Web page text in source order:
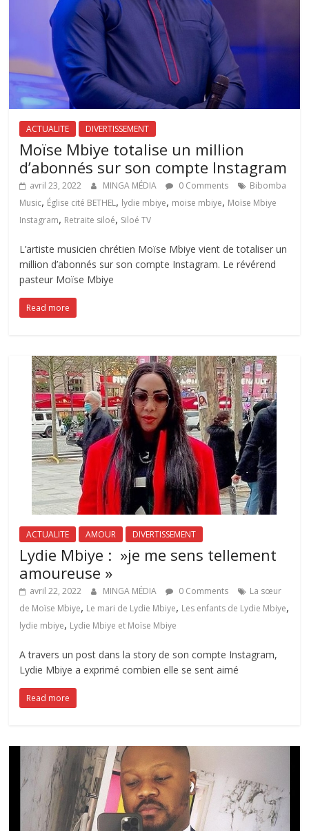
ACTUALITE DIVERTISSEMENT
Moïse Mbiye totalise un million
d’abonnés sur son compte Instagram
avril 23, 2022 MINGA MÉDIA 0 Comments
Bibomba
Music, Église cité BETHEL, lydie mbiye, moise mbiye, Moïse Mbiye
Instagram, Retraite siloé, Siloé TV
L’artiste musicien chrétien Moïse Mbiye vient de totaliser un
million d’abonnés sur son compte Instagram. Le révérend
pasteur Moïse Mbiye
Read more
ACTUALITE AMOUR DIVERTISSEMENT
Lydie Mbiye : »je me sens tellement
amoureuse »
avril 22, 2022 MINGA MÉDIA 0 Comments
La sœur
de Moïse Mbiye, Le mari de Lydie Mbiye, Les enfants de Lydie Mbiye,
lydie mbiye, Lydie Mbiye et Moïse Mbiye
A travers un post dans la story de son compte Instagram,
Lydie Mbiye a exprimé combien elle se sent aimé
Read more